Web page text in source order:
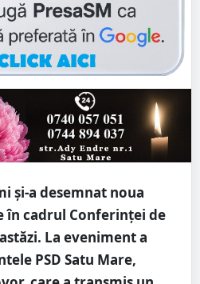
și-a desemnat noua
în cadrul Conferinței de
La eveniment a
PSD Satu Mare,